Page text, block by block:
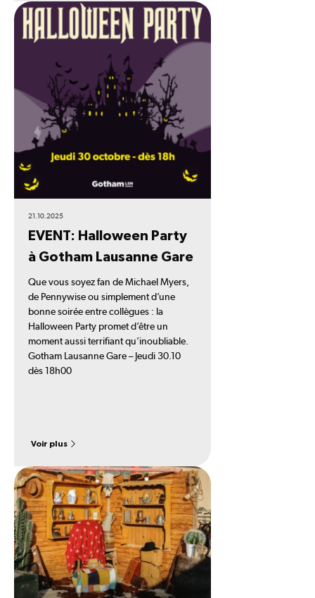
21.10.2025
EVENT: Halloween Party
à Gotham Lausanne Gare
Que vous soyez fan de Michael Myers,
de Pennywise ou simplement d’une
bonne soirée entre collègues : la
Halloween Party promet d’être un
moment aussi terrifiant qu’inoubliable.
Gotham Lausanne Gare – Jeudi 30.10
dès 18h00
Voir plus